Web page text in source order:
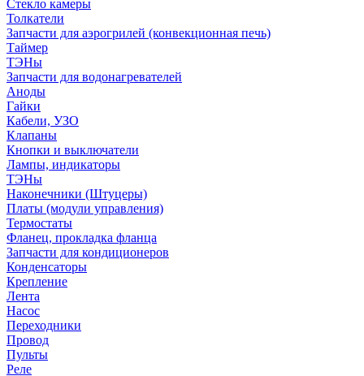
Стекло камеры
Толкатели
Запчасти для аэрогрилей (конвекционная печь)
Таймер
ТЭНы
Запчасти для водонагревателей
Аноды
Гайки
Кабели, УЗО
Клапаны
Кнопки и выключатели
Лампы, индикаторы
ТЭНы
Наконечники (Штуцеры)
Платы (модули управления)
Термостаты
Фланец, прокладка фланца
Запчасти для кондиционеров
Конденсаторы
Крепление
Лента
Насос
Переходники
Провод
Пульты
Реле